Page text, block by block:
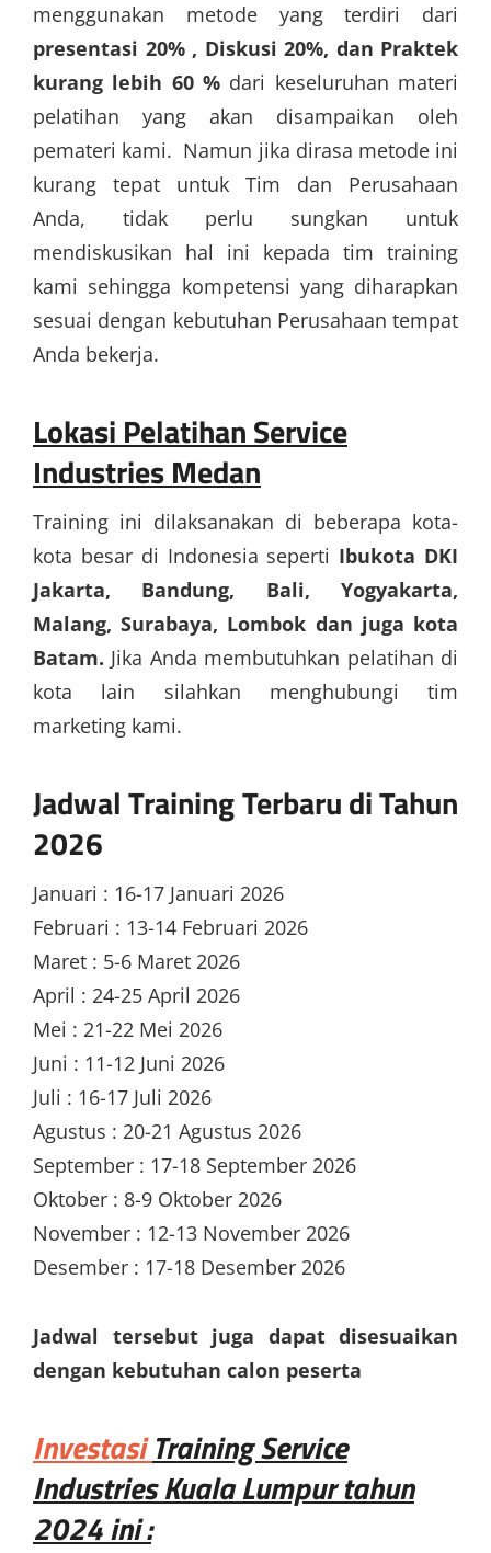
menggunakan metode yang terdiri dari
presentasi 20% , Diskusi 20%, dan Praktek
kurang lebih 60 % dari keseluruhan materi
pelatihan yang akan disampaikan oleh
pemateri kami. Namun jika dirasa metode ini
kurang tepat untuk Tim dan Perusahaan
Anda, tidak perlu sungkan untuk
mendiskusikan hal ini kepada tim training
kami sehingga kompetensi yang diharapkan
sesuai dengan kebutuhan Perusahaan tempat
Anda bekerja.
Lokasi Pelatihan Service
Industries Medan
Training ini dilaksanakan di beberapa kota-
kota besar di Indonesia seperti Ibukota DKI
Jakarta, Bandung, Bali, Yogyakarta,
Malang, Surabaya, Lombok dan juga kota
Batam. Jika Anda membutuhkan pelatihan di
kota lain silahkan menghubungi tim
marketing kami.
Jadwal Training Terbaru di Tahun
2026
Januari : 16-17 Januari 2026
Februari : 13-14 Februari 2026
Maret : 5-6 Maret 2026
April : 24-25 April 2026
Mei : 21-22 Mei 2026
Juni : 11-12 Juni 2026
Juli : 16-17 Juli 2026
Agustus : 20-21 Agustus 2026
September : 17-18 September 2026
Oktober : 8-9 Oktober 2026
November : 12-13 November 2026
Desember : 17-18 Desember 2026
Jadwal tersebut juga dapat disesuaikan
dengan kebutuhan calon peserta
Investasi Training Service
Industries Kuala Lumpurtahun
2024 ini :